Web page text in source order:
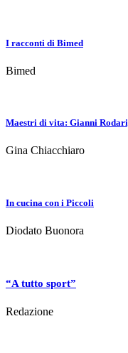
I racconti di Bimed
Bimed
Maestri di vita: Gianni
Gina Chiacchiaro
In cucina con i Piccoli
Diodato Buonora
“A tutto sport”
Redazione